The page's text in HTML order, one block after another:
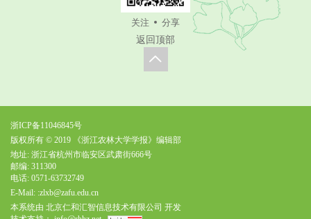
关注
分享
返回顶部
浙ICP备11046845号
版权所有 © 2019 《浙江农林大学学报》编辑部
地址: 浙江省杭州市临安区武肃街666号
邮编: 311300
电话: 0571-63732749
E-Mail: :zlxb@zafu.edu.cn
本系统由 北京仁和汇智信息技术有限公司 开发